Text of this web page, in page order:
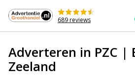
de
inhoud
689 reviews
Adverteren in PZC |
Zeeland